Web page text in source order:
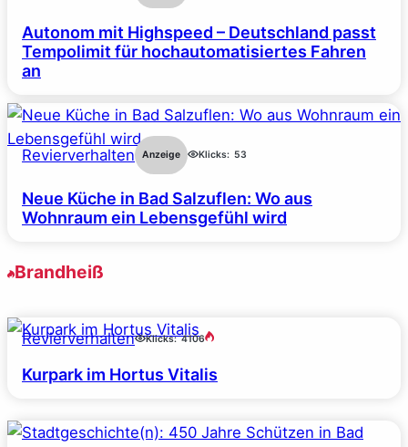
Autonom mit Highspeed – Deutschland passt
Tempolimit für hochautomatisiertes Fahren
an
Revierverhalten Anzeige Klicks: 53
Neue Küche in Bad Salzuflen: Wo aus
Wohnraum ein Lebensgefühl wird
Brandheiß
Revierverhalten Klicks: 4106
Kurpark im Hortus Vitalis